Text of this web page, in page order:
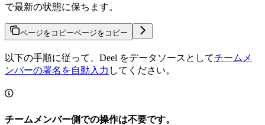
で最新の状態に保ちます。
ページをコピーページをコピー
以下の手順に従って、Deel をデータソースとしてチームメ
ンバーの署名を自動入力 してください。
チームメンバー側での操作は不要です。